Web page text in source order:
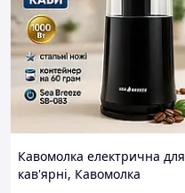
Кавомолка електрична для
кав'ярні, Кавомолка